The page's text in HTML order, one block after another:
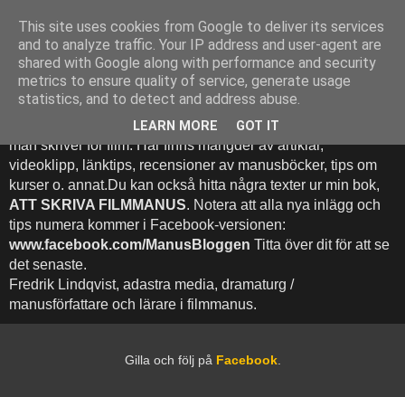
Att Skriva Filmmanus -
Bloggen
Denna blogg inehhåller runt 500 (!) inlägg med fokus på hur
man skriver för film. Här finns mängder av artiklar,
videoklipp, länktips, recensioner av manusböcker, tips om
kurser o. annat.Du kan också hitta några texter ur min bok,
ATT SKRIVA FILMMANUS. Notera att alla nya inlägg och
tips numera kommer i Facebook-versionen:
www.facebook.com/ManusBloggen Titta över dit för att se
det senaste.
Fredrik Lindqvist, adastra media, dramaturg /
manusförfattare och lärare i filmmanus.
Gilla och följ på Facebook.
This site uses cookies from Google to deliver its services
and to analyze traffic. Your IP address and user-agent are
shared with Google along with performance and security
metrics to ensure quality of service, generate usage
statistics, and to detect and address abuse.
LEARN MORE GOT IT